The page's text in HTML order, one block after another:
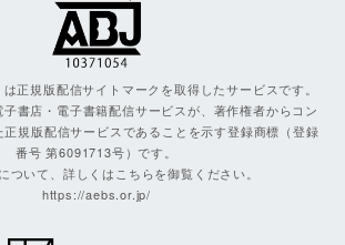
正規版配信サイトマークを取得したサービスです。
書店・電子書籍配信サービスが、著作権者からコン
規版配信サービスであることを示す登録商標（登録
番号 第6091713号）です。
ついて、詳しくはこちらを御覧ください。
https://aebs.or.jp/